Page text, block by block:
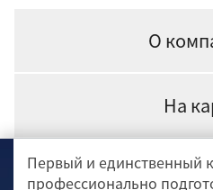
О
На
Первый и единственный
профессионально